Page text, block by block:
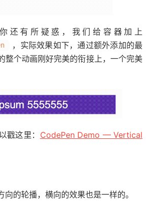
还有所疑惑，我们给容器加上
，实际效果如下，通过额外添加的最
整个动画刚好完美的衔接上，一个完美
戳这里： CodePen Demo — Vertical
向的轮播，横向的效果也是一样的。